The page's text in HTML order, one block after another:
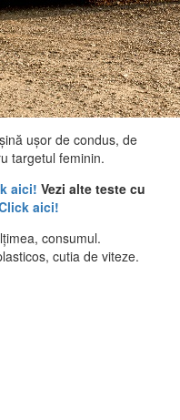
ușor de condus, de
targetul feminin.
aici! Vezi alte teste cu
aici!
consumul.
cutia de viteze.